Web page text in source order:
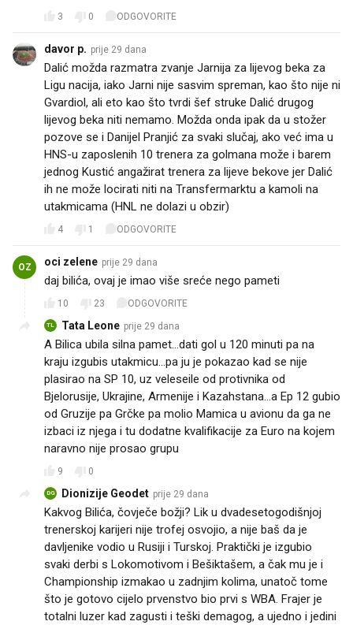
3 0 ODGOVORITE
davor p. prije 29 dana
Dalić možda razmatra zvanje Jarnija za lijevog beka za
Ligu nacija, iako Jarni nije sasvim spreman, kao što nije ni
Gvardiol, ali eto kao što tvrdi šef struke Dalić drugog
lijevog beka niti nemamo. Možda onda ipak da u stožer
pozove se i Danijel Pranjić za svaki slučaj, ako već ima u
HNS-u zaposlenih 10 trenera za golmana može i barem
jednog Kustić angažirat trenera za lijeve bekove jer Dalić
ih ne može locirati niti na Transfermarktu a kamoli na
utakmicama (HNL ne dolazi u obzir)
4 1 ODGOVORITE
OZ oci zelene prije 29 dana
daj bilića, ovaj je imao više sreće nego pameti
10 23 ODGOVORITE
TL Tata Leone prije 29 dana
A Bilica ubila silna pamet...dati gol u 120 minuti pa na
kraju izgubis utakmicu...pa ju je pokazao kad se nije
plasirao na SP 10, uz veleseile od protivnika od
Bjelorusije, Ukrajine, Armenije i Kazahstana...a Ep 12 gubio
od Gruzije pa Grčke pa molio Mamica u avionu da ga ne
izbaci iz njega i tu dodatne kvalifikacije za Euro na kojem
naravno nije prosao grupu
9 0
DG Dionizije Geodet prije 29 dana
Kakvog Bilića, čovječe božji? Lik u dvadesetogodišnjoj
trenerskoj karijeri nije trofej osvojio, a nije baš da je
davljenike vodio u Rusiji i Turskoj. Praktički je izgubio
svaki derbi s Lokomotivom i Bešiktašem, a čak mu je i
Championship izmakao u zadnjim kolima, unatoč tome
što je gotovo cijelo prvenstvo bio prvi s WBA. Frajer je
totalni luzer kad zagusti i teški demagog, a ujedno i jedini